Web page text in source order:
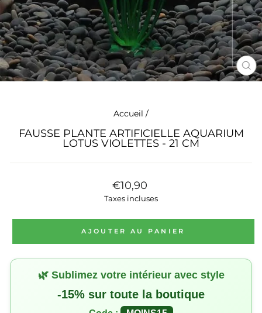
Accueil /
FAUSSE PLANTE ARTIFICIELLE AQUARIUM
LOTUS VIOLETTES - 21 CM
Prix
régulier
€10,90
Taxes incluses
AJOUTER AU PANIER
🌿 Sublimez votre intérieur avec style
-15% sur toute la boutique